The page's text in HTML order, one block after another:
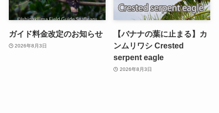
ガイド料金改定のお知らせ
2026年8月3日
【バナナの葉に止まる】カ
ンムリワシ Crested
serpent eagle
2026年8月3日